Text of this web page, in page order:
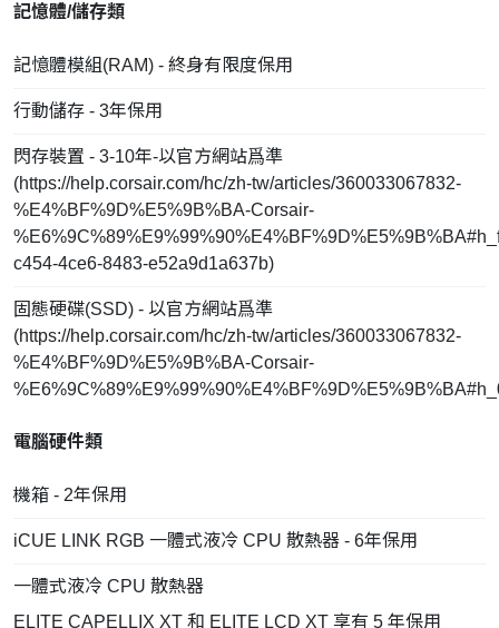
記憶體/儲存類
記憶體模組(RAM) - 終身有限度保用
行動儲存 - 3年保用
閃存裝置 - 3-10年-以官方網站爲準
(https://help.corsair.com/hc/zh-tw/articles/360033067832-
%E4%BF%9D%E5%9B%BA-Corsair-
c454-4ce6-8483-e52a9d1a637b)
固態硬碟(SSD) - 以官方網站爲準
(https://help.corsair.com/hc/zh-tw/articles/360033067832-
%E4%BF%9D%E5%9B%BA-Corsair-
電腦硬件類
機箱 - 2年保用
iCUE LINK RGB 一體式液冷 CPU 散熱器 - 6年保用
一體式液冷 CPU 散熱器
ELITE CAPELLIX XT 和 ELITE LCD XT 享有 5 年保用